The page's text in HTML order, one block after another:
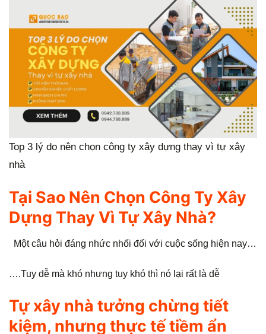
Top 3 lý do nên chọn công ty xây dựng thay vì tự xây
nhà
Tại Sao Nên Chọn Công Ty Xây
Dựng Thay Vì Tự Xây Nhà?
Một câu hỏi đáng nhức nhối đối với cuộc sống hiện nay…
….Tuy dễ mà khó nhưng tuy khó thì nó lại rất là dễ
Tự xây nhà tưởng chừng tiết
kiệm, nhưng thực tế tiềm ẩn